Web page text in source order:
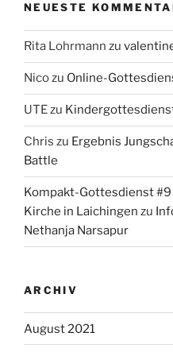
NEUESTE
Rita Lohrmann zu
Nicozu Online-
UTEzu
Chris zu Ergebnis
Battle
Kompakt-Gottesdienst
Kirche in Laichingen zu
Nethanja Narsapur
ARCHIV
August 2021